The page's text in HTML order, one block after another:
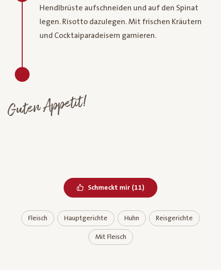
Hendlbrüste aufschneiden und auf den Spinat
legen. Risotto dazulegen. Mit frischen Kräutern
und Cocktaiparadeisern garnieren.
Guten Appetit!
Schmeckt mir Bereits geliked
(11)
Fleisch Hauptgerichte Huhn Reisgerichte
Mit Fleisch